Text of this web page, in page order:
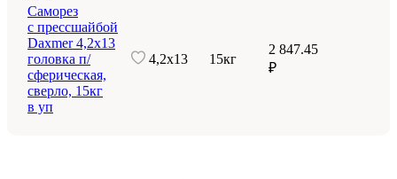
Саморез
с прессшайбой
Daxmer 4,2х13
головка п/
сферическая,
сверло, 15кг
в уп
4,2х13 15кг
2 847.45
₽